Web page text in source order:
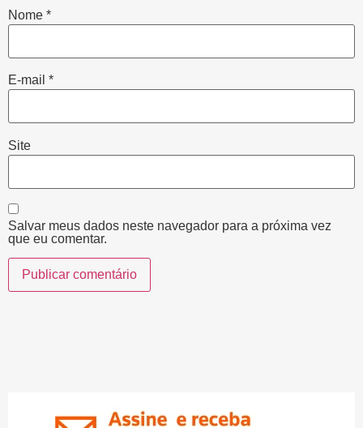
Nome *
E-mail *
Site
Salvar meus dados neste navegador para a próxima vez
que eu comentar.